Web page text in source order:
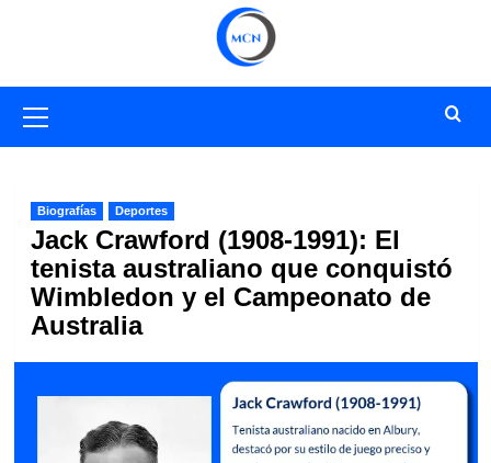
primario
Biografías Deportes
Jack Crawford (1908-1991): El
tenista australiano que conquistó
Wimbledon y el Campeonato de
Australia